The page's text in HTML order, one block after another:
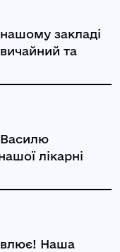
закладі
та
Василю
лікарні
Наша